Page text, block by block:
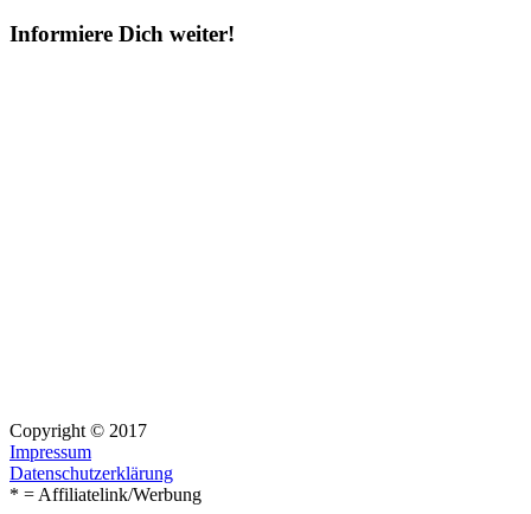
Informiere Dich weiter!
Copyright © 2017
Impressum
Datenschutzerklärung
* = Affiliatelink/Werbung